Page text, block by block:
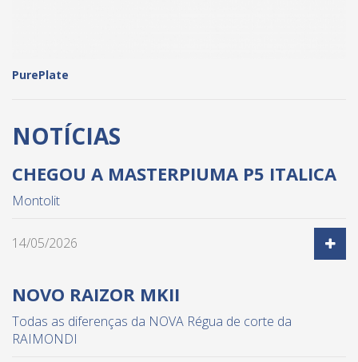
PurePlate
NOTÍCIAS
CHEGOU A MASTERPIUMA P5 ITALICA
Montolit
14/05/2026 ver
NOVO RAIZOR MKII
Todas as diferenças da NOVA Régua de corte da
RAIMONDI